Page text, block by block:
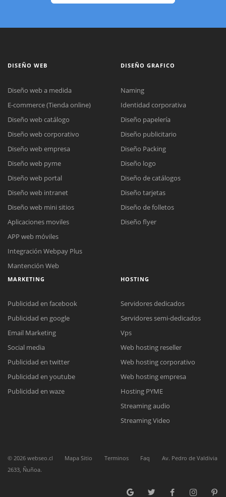
Reunión online
Nuestros ejecutivos le enviarán un correo electrónico con el enlace a
Meet para la reunión online.
Cotización
Chat Online
Todos nuestros ejecutivos están fuera de línea. Complete el formulario
DISEÑO WEB
Diseño web a medida
E-commerce (Tienda online)
Diseño web catálogo
Diseño web corporativo
Diseño web empresa
Diseño web pyme
Diseño web portal
Diseño web intranet
Diseño web mini sitios
Aplicaciones moviles
APP web móviles
Integración Webpay Plus
Mantención Web
DISEÑO GRAFICO
Naming
Identidad corporativa
Diseño papelería
Diseño publicitario
Diseño Packing
Diseño logo
Diseño de catálogos
Diseño tarjetas
Diseño de folletos
Diseño flyer
MARKETING
Publicidad en facebook
Publicidad en google
Email Marketing
Social media
Publicidad en twitter
Publicidad en youtube
Publicidad en waze
HOSTING
Servidores dedicados
Servidores semi-dedicados
Vps
Web hosting reseller
Web hosting corporativo
Web hosting empresa
Hosting PYME
Streaming audio
Streaming Video
© 2026 webseo.cl Mapa Sitio Terminos Faq
Av. Pedro de Valdivia
2633, Ñuñoa.